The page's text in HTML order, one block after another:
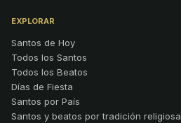
EXPLORAR
Santos de Hoy
Todos los Santos
Todos los Beatos
Días de Fiesta
Santos por País
Santos y beatos por tradición religiosa